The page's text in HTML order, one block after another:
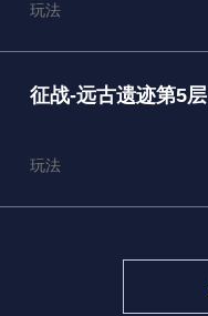
玩法
征战-远古遗迹第5层
玩法